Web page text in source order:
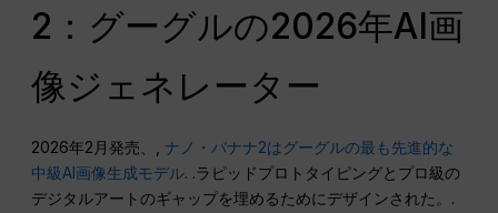
2：グーグルの2026年AI画
像ジェネレーター
2026年2月発売、,ナノ・バナナ2はグーグルの最も先進的な
中級AI画像生成モデル. .ラピッドプロトタイピングとプロ級の
デジタルアートのギャップを埋めるためにデザインされた。.